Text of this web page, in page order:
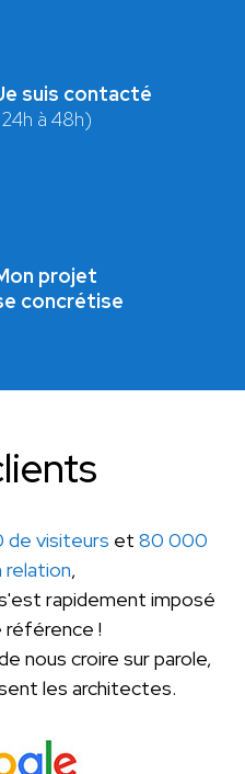
suis contacté
à 48h)
projet
concrétise
visiteurs et 80 000
relation,
rapidement imposé
référence !
nous croire sur parole,
les architectes.